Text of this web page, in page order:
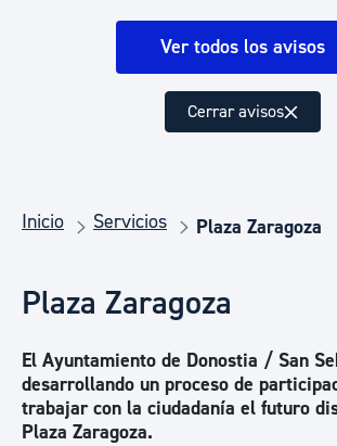
Ver todos los avisos
Cerrar avisos
Inicio Servicios Plaza Zaragoza
Plaza Zaragoza
El Ayuntamiento de Donostia / San
desarrollando un proceso de
trabajar con la ciudadanía el futuro
Plaza Zaragoza.